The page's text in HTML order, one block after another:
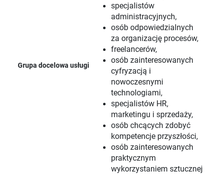
Grupa docelowa usługi
specjalistów
administracyjnych,
osób odpowiedzialnych
za organizację procesów,
freelancerów,
osób zainteresowanych
cyfryzacją i
nowoczesnymi
technologiami,
specjalistów HR,
marketingu i sprzedaży,
osób chcących zdobyć
kompetencje przyszłości,
osób zainteresowanych
praktycznym
wykorzystaniem sztucznej